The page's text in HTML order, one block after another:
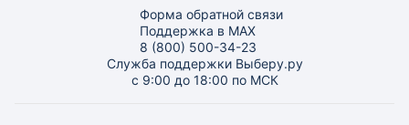
Форма обратной связи
Поддержка в MAX
8 (800) 500-34-23
Служба поддержки Выберу.ру
с 9:00 до 18:00 по МСК